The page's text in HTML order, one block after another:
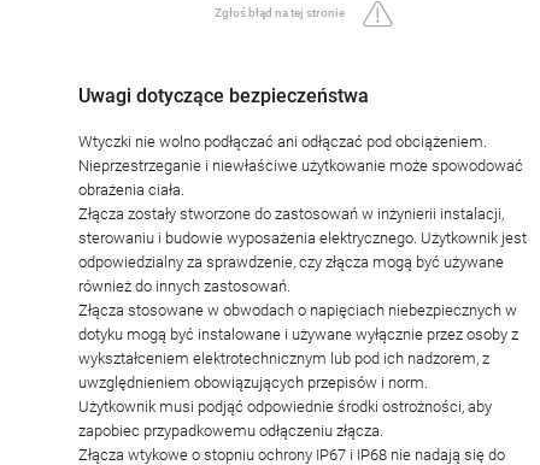
Zgłoś błąd na tej stronie
Uwagi dotyczące bezpieczeństwa
Wtyczki nie wolno podłączać ani odłączać pod obciążeniem.
Nieprzestrzeganie i niewłaściwe użytkowanie może spowodować
obrażenia ciała.
Złącza zostały stworzone do zastosowań w inżynierii instalacji,
sterowaniu i budowie wyposażenia elektrycznego. Użytkownik jest
odpowiedzialny za sprawdzenie, czy złącza mogą być używane
również do innych zastosowań.
Złącza stosowane w obwodach o napięciach niebezpiecznych w
dotyku mogą być instalowane i używane wyłącznie przez osoby z
wykształceniem elektrotechnicznym lub pod ich nadzorem, z
uwzględnieniem obowiązujących przepisów i norm.
Użytkownik musi podjąć odpowiednie środki ostrożności, aby
zapobiec przypadkowemu odłączeniu złącza.
Złącza wtykowe o stopniu ochrony IP67 i IP68 nie nadają się do